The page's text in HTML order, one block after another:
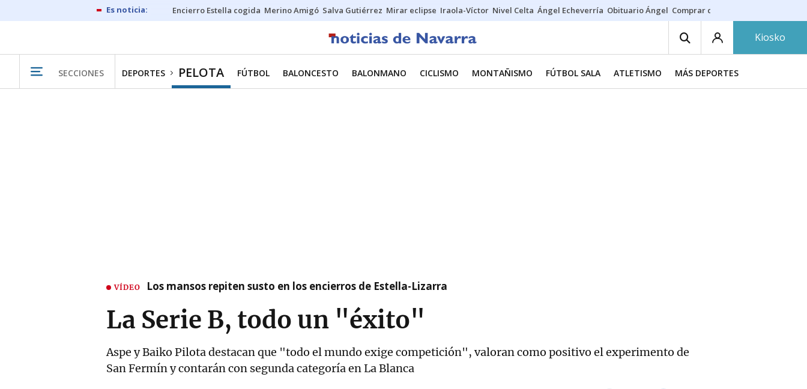
Encierro Estella cogida Merino Amigó Salva Gutiérrez Mirar eclipse Iraola-Víctor Nivel Celta Ángel Echeverría Obituario Ángel Comprar casa
Kiosko
SECCIONES DEPORTES PELOTA FÚTBOL BALONCESTO BALONMANO CICLISMO MONTAÑISMO FÚTBOL SALA ATLETISMO MÁS DEPORTES
VÍDEO Los mansos repiten susto en los encierros de Estella-Lizarra
La Serie B, todo un "éxito"
Aspe y Baiko Pilota destacan que "todo el mundo exige competición", valoran como positivo el experimento de
San Fermín y contarán con segunda categoría en La Blanca